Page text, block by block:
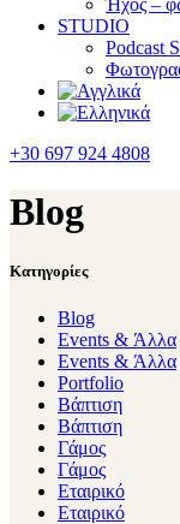
Ήχος –
STUDIO
Podcast
+30 697 924 4808
Blog
Kατηγορίες
Blog
Events & Άλλα
Events & Άλλα
Portfolio
Βάπτιση
Βάπτιση
Γάμος
Γάμος
Εταιρικό
Εταιρικό